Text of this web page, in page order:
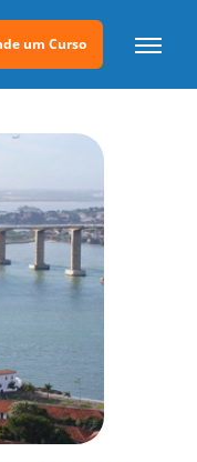
um Curso